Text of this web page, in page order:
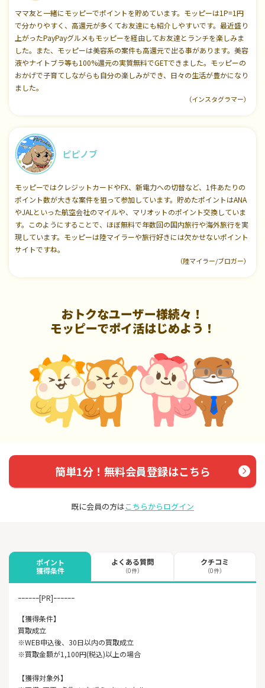
ママ友と一緒にモッピーでポイントを貯めています。モッピーは1P=1円
で分かりやすく、高還元が多くてお友達にも紹介しやすいです。最近盛り
上がったPayPayグルメもモッピーを経由してお友達とランチを楽しみま
した。また、モッピーは美容系の案件も高還元で出る事があります。美容
液やナイトブラ等も100%還元の実質無料でGETできました。モッピーの
おかげで子育てしながらも自分の楽しみができ、日々の生活が豊かになり
ました。
（インスタグラマー）
ピピノブ
モッピーではクレジットカードやFX、新電力への切替など、1件あたりの
ポイント数が大きな案件を狙って参加しています。貯めたポイントはANA
やJALといった航空会社のマイルや、マリオットのポイント交換していま
す。このようにすることで、ほぼ無料で年数回の国内旅行や海外旅行を実
現しています。モッピーは陸マイラーや旅行好きには欠かせないポイント
サイトですね。
（陸マイラー/ブロガー）
おトクなユーザー様続々！
モッピーでポイ活はじめよう！
簡単1分！無料会員登録はこちら
既に会員の方はこちらからログイン
ポイント
獲得条件
よくある質問
（0件）
クチコミ
（0件）
ｰｰｰｰｰｰ[PR]ｰｰｰｰｰｰ
【獲得条件】
買取成立
※WEB申込後、30日以内の買取成立
※買取金額が1,100円(税込)以上の場合
【獲得対象外】